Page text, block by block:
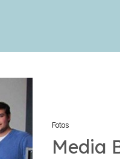
Fotos
Media